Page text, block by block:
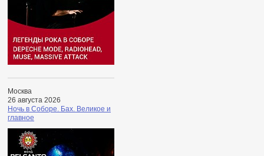
Москва
26 августа 2026
Ночь в Соборе. Бах. Великое и
главное